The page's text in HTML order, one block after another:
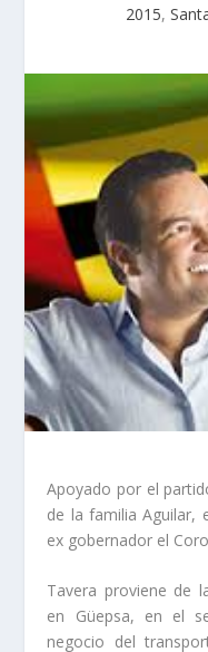
2015,
Apoyado por el
de la familia Aguilar,
ex gobernador el
Tavera proviene de
en Güepsa, en el
negocio del